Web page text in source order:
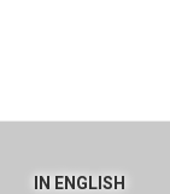
IN ENGLISH